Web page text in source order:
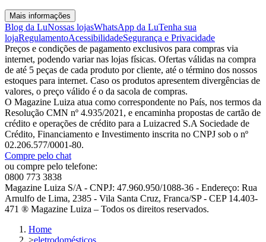
Mais informações
Blog da LuNossas lojasWhatsApp da LuTenha sua
lojaRegulamentoAcessibilidadeSegurança e Privacidade
Preços e condições de pagamento exclusivos para compras via
internet, podendo variar nas lojas físicas. Ofertas válidas na compra
de até 5 peças de cada produto por cliente, até o término dos nossos
estoques para internet. Caso os produtos apresentem divergências de
valores, o preço válido é o da sacola de compras.
O Magazine Luiza atua como correspondente no País, nos termos da
Resolução CMN nº 4.935/2021, e encaminha propostas de cartão de
crédito e operações de crédito para a Luizacred S.A Sociedade de
Crédito, Financiamento e Investimento inscrita no CNPJ sob o nº
02.206.577/0001-80.
Compre pelo chat
ou compre pelo telefone:
0800 773 3838
Magazine Luiza S/A - CNPJ: 47.960.950/1088-36 - Endereço: Rua
Arnulfo de Lima, 2385 - Vila Santa Cruz, Franca/SP - CEP 14.403-
471 ® Magazine Luiza – Todos os direitos reservados.
Home
>eletrodomésticos